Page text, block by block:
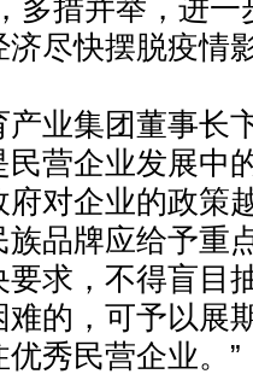
多措并举，进
尽快摆脱疫情
业集团董事长
民营企业发展中
对企业的政策
品牌应给予重
求，不得盲目
的，可予以展
秀民营企业。”